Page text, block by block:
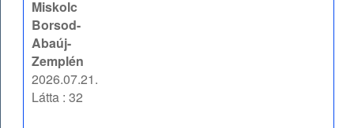
Miskolc
Borsod-
Abaúj-
Zemplén
2026.07.21.
Látta : 32